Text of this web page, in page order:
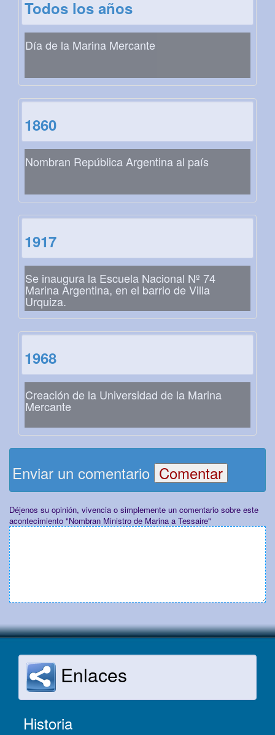
Todos los años
Día de la Marina Mercante
1860
Nombran República Argentina al país
1917
Se inaugura la Escuela Nacional Nº 74
Marina Argentina, en el barrio de Villa
Urquiza.
1968
Creación de la Universidad de la Marina
Mercante
Enviar un comentario
Déjenos su opinión, vivencia o simplemente un comentario sobre este
acontecimiento "Nombran Ministro de Marina a Tessaire"
Enlaces
Historia